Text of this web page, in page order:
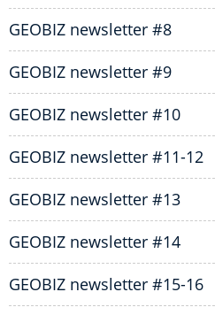
GEOBIZ newsletter #8
GEOBIZ newsletter #9
GEOBIZ newsletter #10
GEOBIZ newsletter #11-12
GEOBIZ newsletter #13
GEOBIZ newsletter #14
GEOBIZ newsletter #15-16